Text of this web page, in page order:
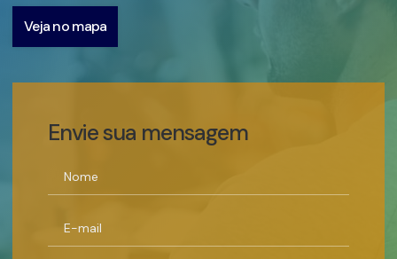
Veja no mapa
Envie sua mensagem